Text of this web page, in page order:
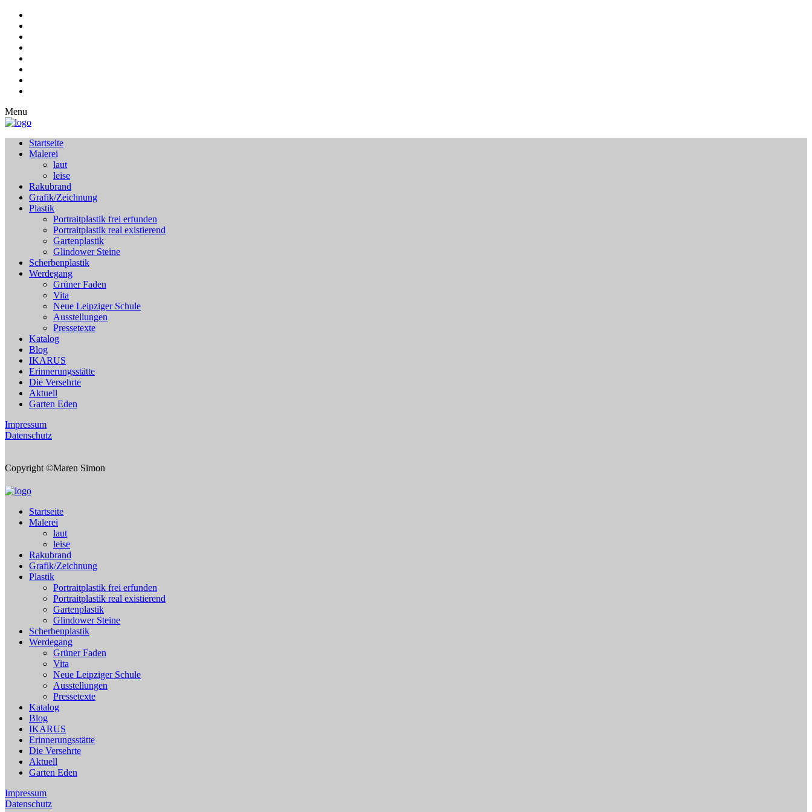
Menu
Startseite
Malerei
laut
leise
Rakubrand
Grafik/Zeichnung
Plastik
Portraitplastik frei erfunden
Portraitplastik real existierend
Gartenplastik
Glindower Steine
Scherbenplastik
Werdegang
Grüner Faden
Vita
Neue Leipziger Schule
Ausstellungen
Pressetexte
Katalog
Blog
IKARUS
Erinnerungsstätte
Die Versehrte
Aktuell
Garten Eden
Impressum
Datenschutz
Copyright ©Maren Simon
Startseite
Malerei
laut
leise
Rakubrand
Grafik/Zeichnung
Plastik
Portraitplastik frei erfunden
Portraitplastik real existierend
Gartenplastik
Glindower Steine
Scherbenplastik
Werdegang
Grüner Faden
Vita
Neue Leipziger Schule
Ausstellungen
Pressetexte
Katalog
Blog
IKARUS
Erinnerungsstätte
Die Versehrte
Aktuell
Garten Eden
Impressum
Datenschutz